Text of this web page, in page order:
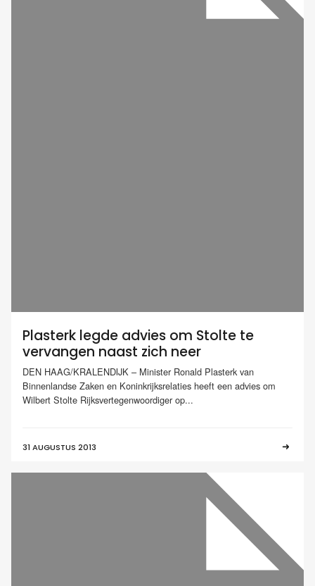
Plasterk legde advies om Stolte te
vervangen naast zich neer
DEN HAAG/KRALENDIJK – Minister Ronald Plasterk van
Binnenlandse Zaken en Koninkrijksrelaties heeft een advies om
Wilbert Stolte Rijksvertegenwoordiger op...
31 AUGUSTUS 2013